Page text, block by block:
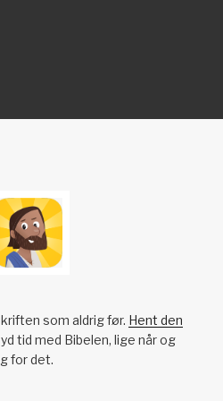
som aldrig før. Hent den
tid med Bibelen, lige når og
for det.